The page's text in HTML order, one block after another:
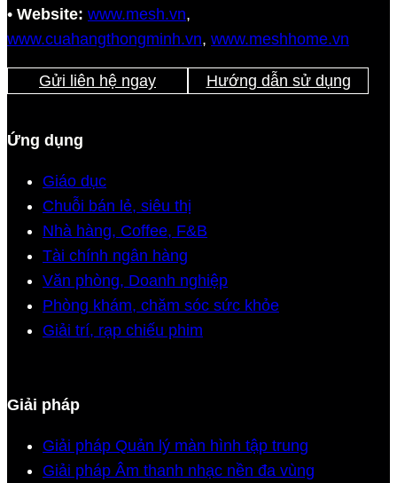
• Website: www.mesh.vn,
www.cuahangthongminh.vn, www.meshhome.vn
Gửi liên hệ ngay Hướng dẫn sử dụng
Ứng dụng
Giáo dục
Chuỗi bán lẻ, siêu thị
Nhà hàng, Coffee, F&B
Tài chính ngân hàng
Văn phòng, Doanh nghiệp
Phòng khám, chăm sóc sức khỏe
Giải trí, rạp chiếu phim
Giải pháp
Giải pháp Quản lý màn hình tập trung
Giải pháp Âm thanh nhạc nền đa vùng